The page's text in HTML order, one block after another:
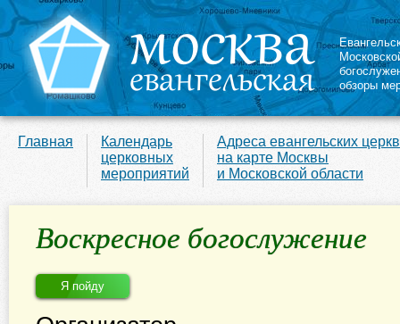
обзоры
Главная
Календарь
церковных
мероприятий
Адреса евангельских
на карте Москвы
и Московской области
Воскресное богослужение
Я пойду